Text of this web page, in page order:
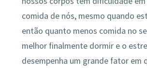
comida de nós, mesmo quando
então quanto menos comida no
melhor finalmente dormir e o
desempenha um grande fator em